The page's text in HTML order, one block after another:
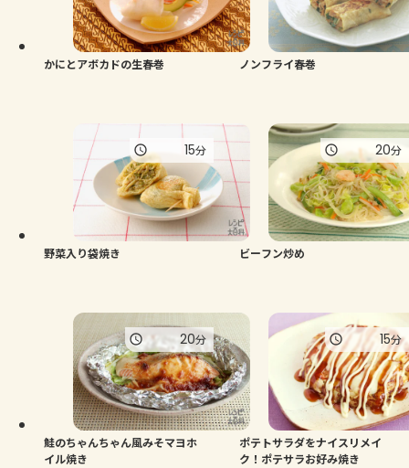
かにとアボカドの生春巻 ノンフライ春巻
野菜入り袋焼き
15分
ビーフン炒め
20分
鮭のちゃんちゃん風みそマヨホ
イル焼き
20分
ポテトサラダをナイスリメイ
ク！ポテサラお好み焼き
15分